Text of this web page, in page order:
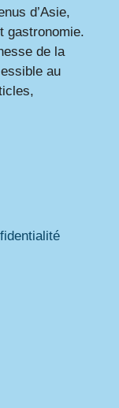
d’Asie,
gastronomie.
de la
au